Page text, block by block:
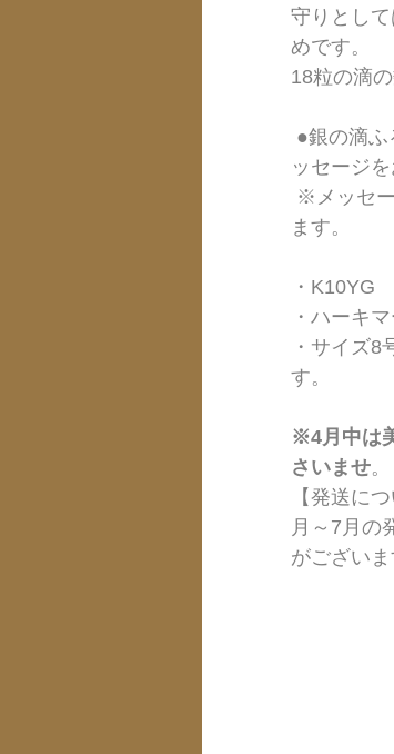
守りとし
めです。
18粒の滴
ッセージ
ます。
・K10YG
・ハーキ
・サイズ
す。
※4月中は
さいませ。
【発送に
月～7月の
がございま